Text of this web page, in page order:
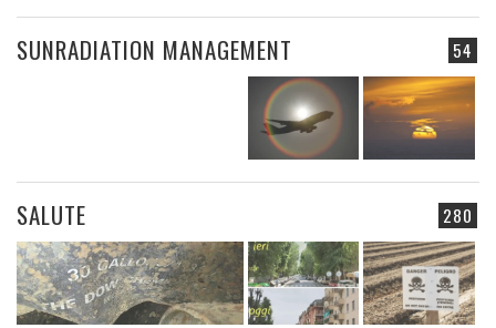
54
SUNRADIATION MANAGEMENT
280
SALUTE